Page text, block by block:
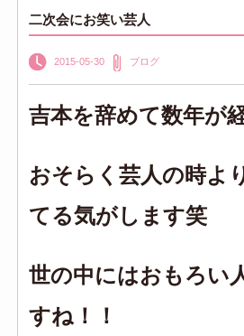
二次会にお笑い芸人
2015-05-30 ブログ
吉本を辞めて数年が
おそらく芸人の時よ
てる気がします笑
世の中にはおもろい
すね！！